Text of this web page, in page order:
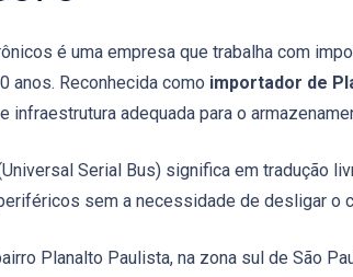
é uma empresa que trabalha com
anos. Reconhecida como importador de
infraestrutura adequada para o
Serial Bus) significa em tradução
sem a necessidade de desligar o
Planalto Paulista, na zona sul de São